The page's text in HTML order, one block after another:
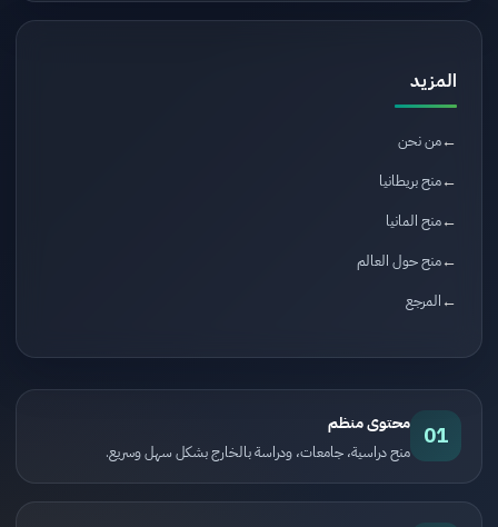
المزيد
من نحن
منح بريطانيا
منح المانيا
منح حول العالم
المرجع
01 محتوى منظم
منح دراسية، جامعات، ودراسة بالخارج بشكل سهل وسريع.